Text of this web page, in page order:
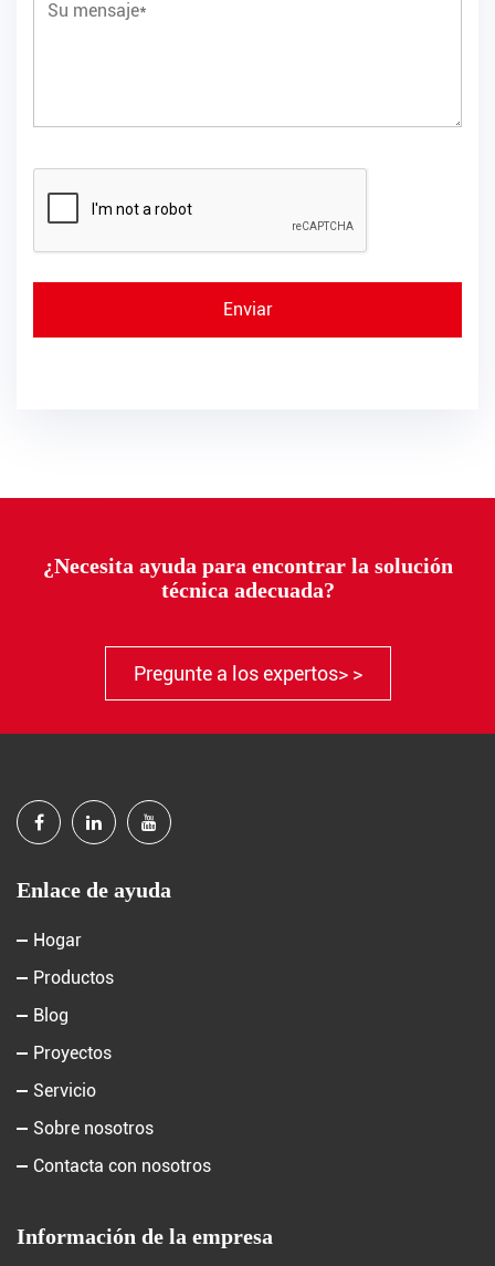
¿Necesita ayuda para encontrar la solución
técnica adecuada?
Pregunte a los expertos> >
Enlace de ayuda
Hogar
Productos
Blog
Proyectos
Servicio
Sobre nosotros
Contacta con nosotros
Información de la empresa